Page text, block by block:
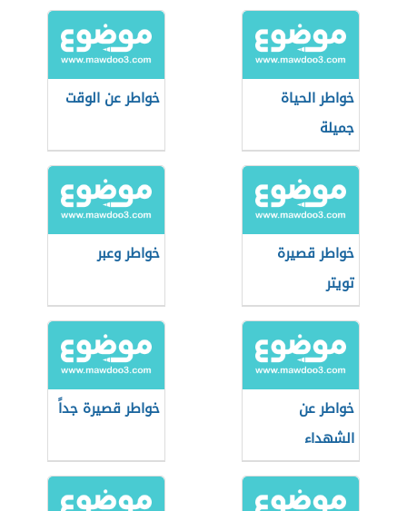
خواطر الحياة
جميلة
خواطر عن الوقت
خواطر قصيرة
تويتر
خواطر وعبر
خواطر عن
الشهداء
خواطر قصيرة جداً